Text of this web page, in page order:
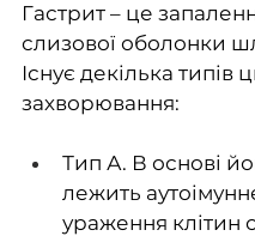
Гастрит – це
слизової оболонки
Існує декілька типів
захворювання:
Тип А. В основі
лежить
ураження клітин